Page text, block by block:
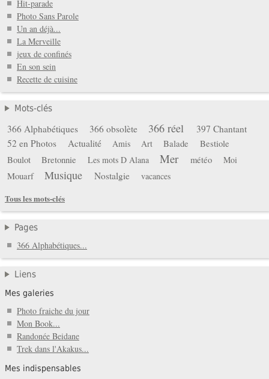
Hit-parade
Photo Sans Parole
Un an déjà...
La Merveille
jeux de confinés
En son sein
Recette de cuisine
Mots-clés
366 Alphabétiques 366 obsolète 366 réel
397 Chantant
52 en Photos
Actualité Amis Art Balade
Bestiole
Boulot
Bretonnie Les mots D Alana Mer météo Moi
Mouarf Musique Nostalgie
vacances
Tous les mots-clés
Pages
366 Alphabétiques...
Liens
Mes galeries
Photo fraiche du jour
Mon Book...
Randonée Beidane
Trek dans l'Akakus...
Mes indispensables